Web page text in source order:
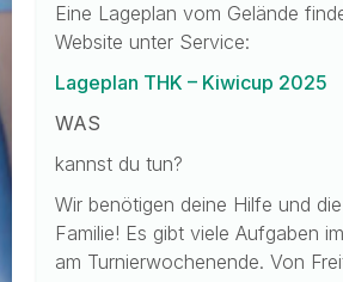
Eine Lageplan vom Gelände
Website unter Service:
Lageplan THK – Kiwicup 2025
WAS
kannst du tun?
Wir benötigen deine Hilfe und
Familie! Es gibt viele Aufgaben
am Turnierwochenende. Von